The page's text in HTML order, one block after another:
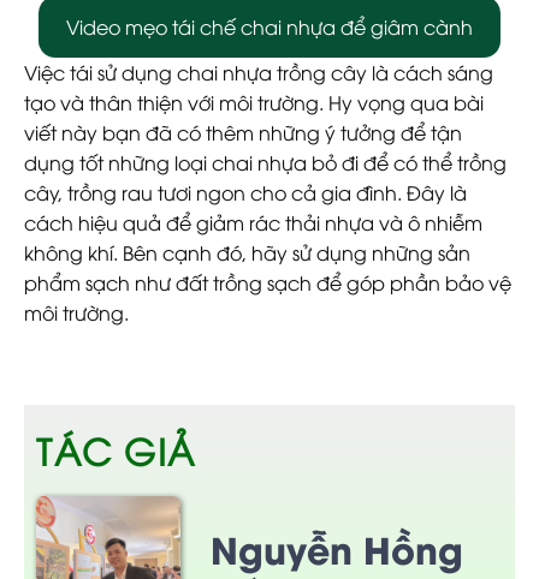
Video mẹo tái chế chai nhựa để giâm cành
Việc tái sử dụng chai nhựa trồng cây là cách sáng
tạo và thân thiện với môi trường. Hy vọng qua bài
viết này bạn đã có thêm những ý tưởng để tận
dụng tốt những loại chai nhựa bỏ đi để có thể trồng
cây, trồng rau tươi ngon cho cả gia đình. Đây là
cách hiệu quả để giảm rác thải nhựa và ô nhiễm
không khí. Bên cạnh đó, hãy sử dụng những sản
phẩm sạch như đất trồng sạch để góp phần bảo vệ
môi trường.
TÁC GIẢ
Nguyễn Hồng